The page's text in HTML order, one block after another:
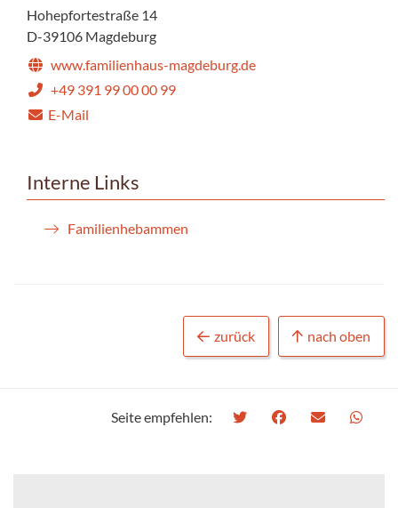
Hohepfortestraße 14
D-39106 Magdeburg
www.familienhaus-magdeburg.de
+49 391 99 00 00 99
E-Mail
Interne Links
Familienhebammen
zurück nach oben
Seite empfehlen: